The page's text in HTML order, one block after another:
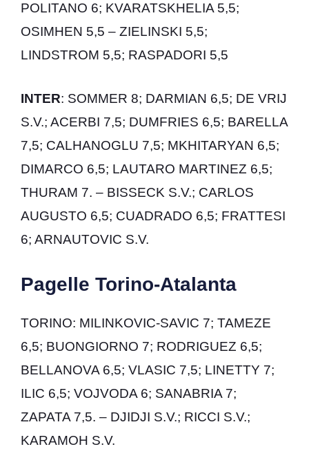
POLITANO 6; KVARATSKHELIA 5,5;
OSIMHEN 5,5 – ZIELINSKI 5,5;
LINDSTROM 5,5; RASPADORI 5,5
INTER: SOMMER 8; DARMIAN 6,5; DE VRIJ
S.V.; ACERBI 7,5; DUMFRIES 6,5; BARELLA
7,5; CALHANOGLU 7,5; MKHITARYAN 6,5;
DIMARCO 6,5; LAUTARO MARTINEZ 6,5;
THURAM 7. – BISSECK S.V.; CARLOS
AUGUSTO 6,5; CUADRADO 6,5; FRATTESI
6; ARNAUTOVIC S.V.
Pagelle Torino-Atalanta
TORINO: MILINKOVIC-SAVIC 7; TAMEZE
6,5; BUONGIORNO 7; RODRIGUEZ 6,5;
BELLANOVA 6,5; VLASIC 7,5; LINETTY 7;
ILIC 6,5; VOJVODA 6; SANABRIA 7;
ZAPATA 7,5. – DJIDJI S.V.; RICCI S.V.;
KARAMOH S.V.